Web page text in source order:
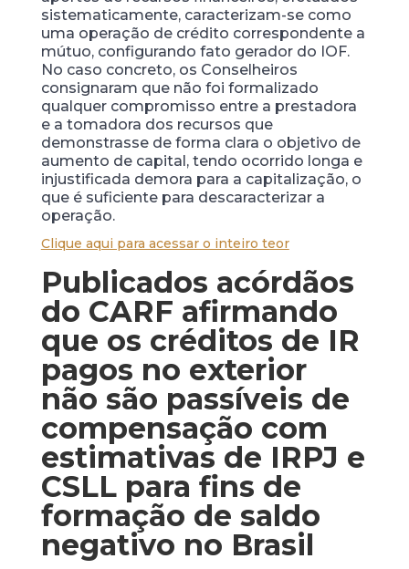
sistematicamente, caracterizam-se como
uma operação de crédito correspondente a
mútuo, configurando fato gerador do IOF.
No caso concreto, os Conselheiros
consignaram que não foi formalizado
qualquer compromisso entre a prestadora
e a tomadora dos recursos que
demonstrasse de forma clara o objetivo de
aumento de capital, tendo ocorrido longa e
injustificada demora para a capitalização, o
que é suficiente para descaracterizar a
operação.
Clique aqui para acessar o inteiro teor
Publicados acórdãos
do CARF afirmando
que os créditos de IR
pagos no exterior
não são passíveis de
compensação com
estimativas de IRPJ e
CSLL para fins de
formação de saldo
negativo no Brasil